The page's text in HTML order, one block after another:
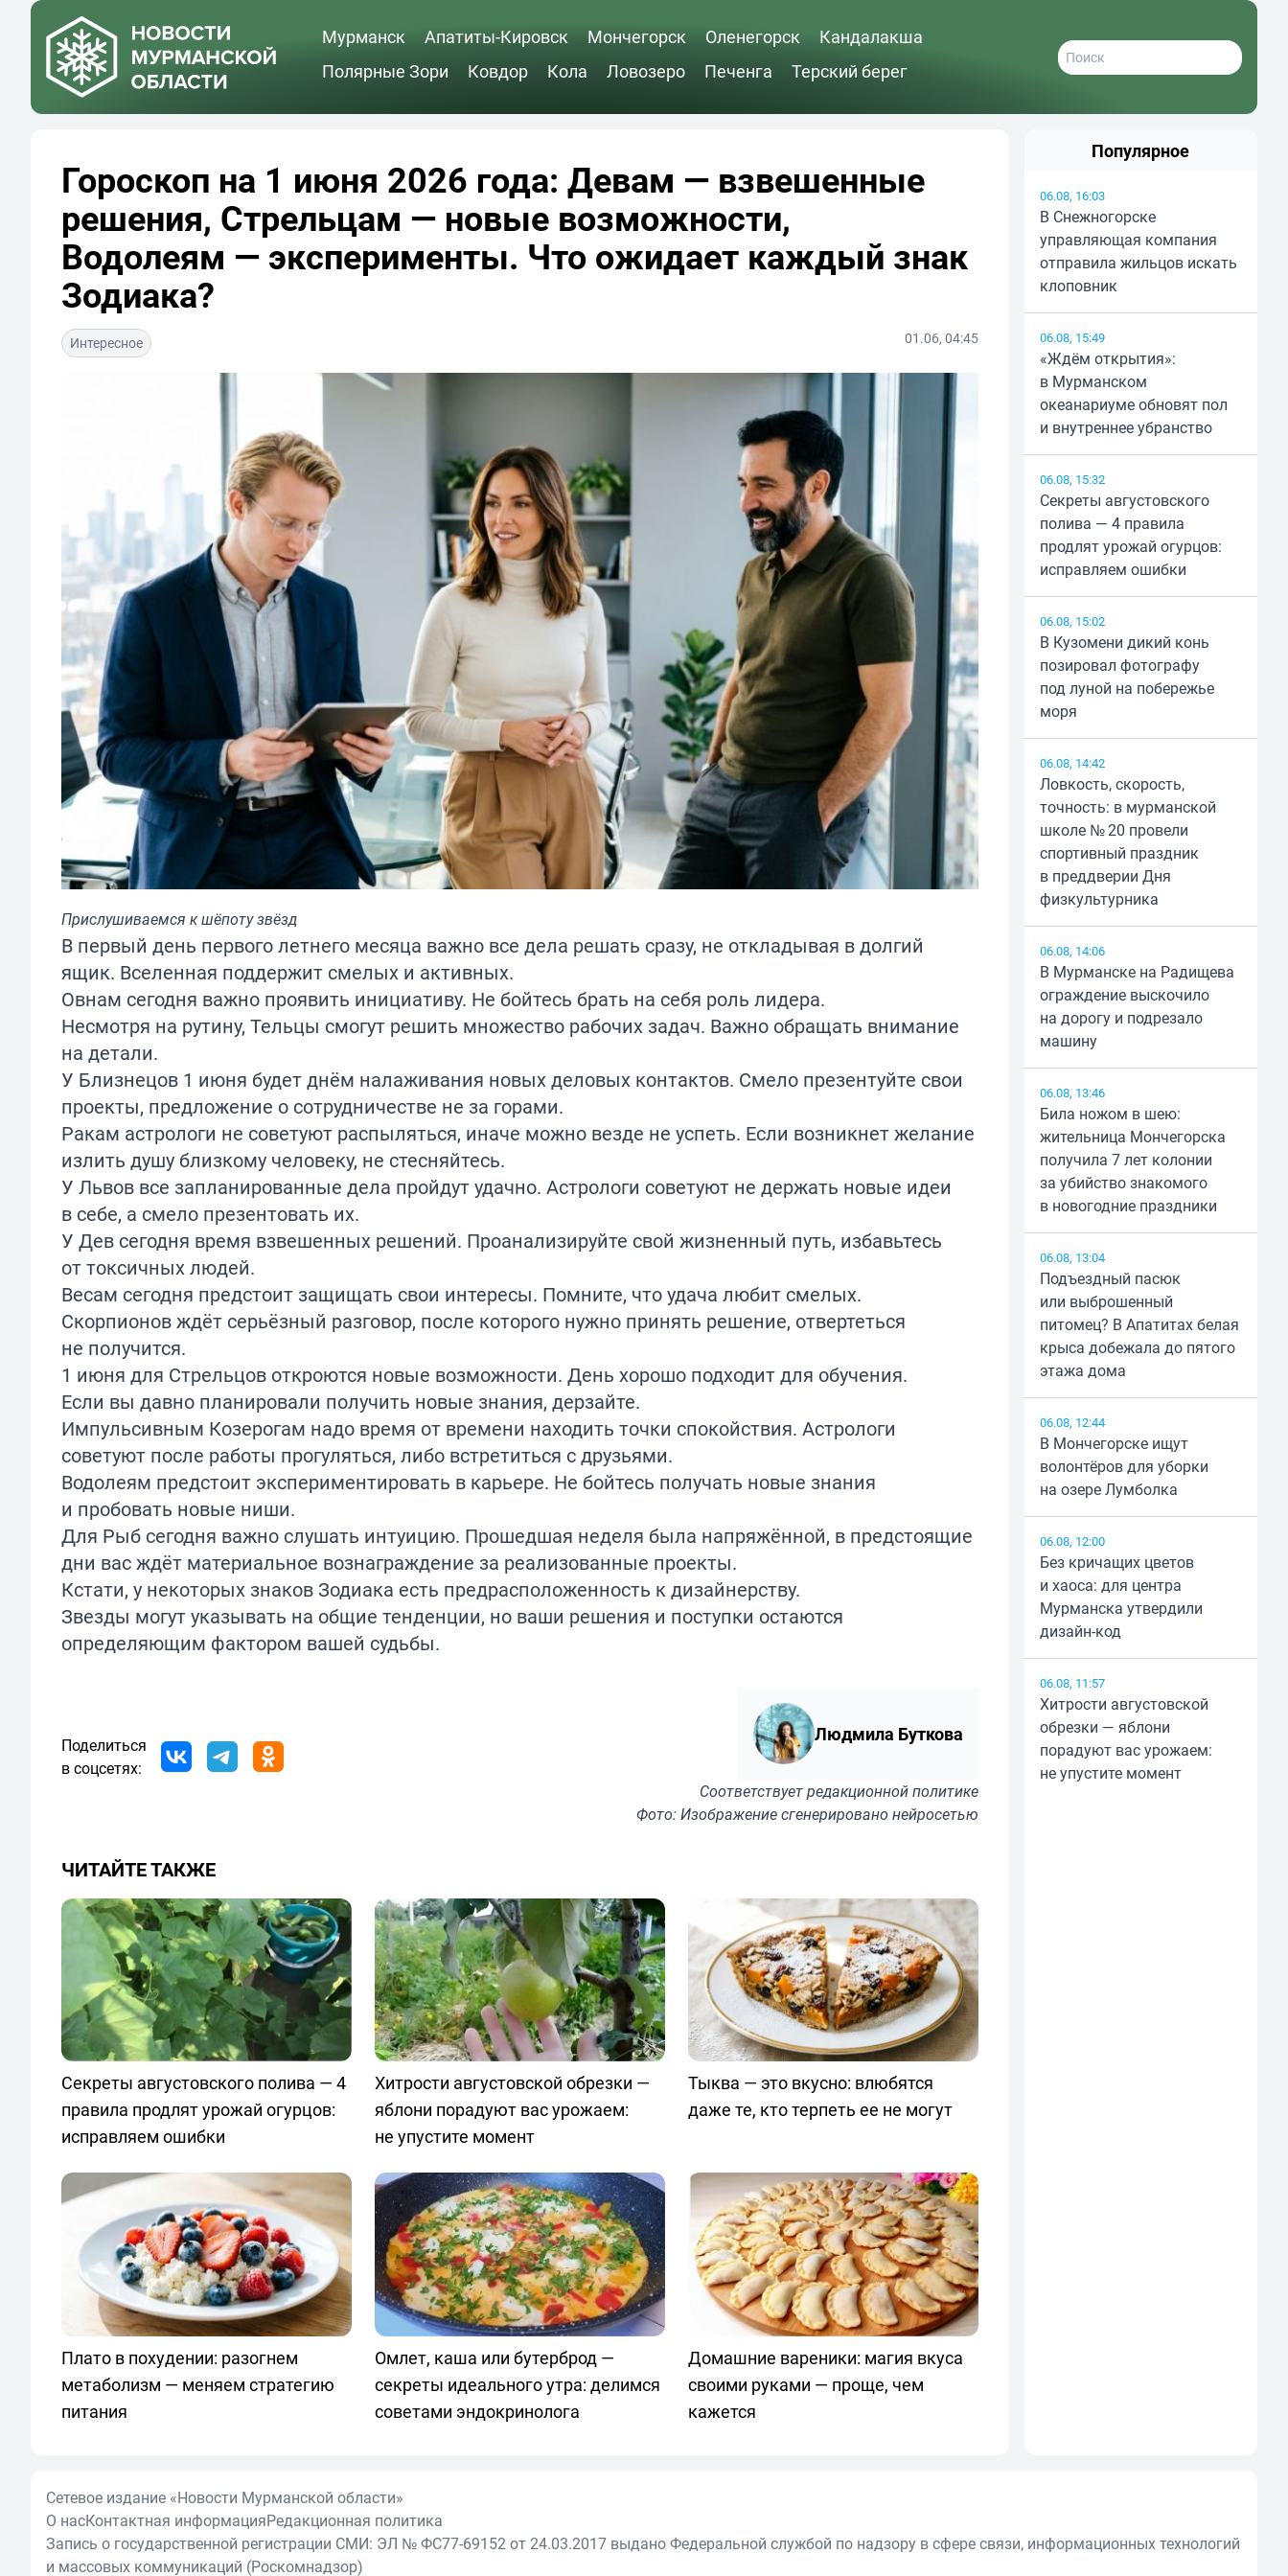
Мурманск Апатиты-Кировск Мончегорск Оленегорск
Кандалакша
Полярные Зори
Ковдор Кола Ловозеро Печенга Терский берег
Гороскоп на 1 июня 2026 года: Девам — взвешенные
решения, Стрельцам — новые возможности,
Водолеям — эксперименты. Что ожидает каждый знак
Зодиака?
Интересное 01.06, 04:45
Прислушиваемся к шёпоту звёзд
В первый день первого летнего месяца важно все дела решать сразу, не откладывая в долгий
ящик. Вселенная поддержит смелых и активных.
Овнам сегодня важно проявить инициативу. Не бойтесь брать на себя роль лидера.
Несмотря на рутину, Тельцы смогут решить множество рабочих задач. Важно обращать внимание
на детали.
У Близнецов 1 июня будет днём налаживания новых деловых контактов. Смело презентуйте свои
проекты, предложение о сотрудничестве не за горами.
Ракам астрологи не советуют распыляться, иначе можно везде не успеть. Если возникнет желание
излить душу близкому человеку, не стесняйтесь.
У Львов все запланированные дела пройдут удачно. Астрологи советуют не держать новые идеи
в себе, а смело презентовать их.
У Дев сегодня время взвешенных решений. Проанализируйте свой жизненный путь, избавьтесь
от токсичных людей.
Весам сегодня предстоит защищать свои интересы. Помните, что удача любит смелых.
Скорпионов ждёт серьёзный разговор, после которого нужно принять решение, отвертеться
не получится.
1 июня для Стрельцов откроются новые возможности. День хорошо подходит для обучения.
Если вы давно планировали получить новые знания, дерзайте.
Импульсивным Козерогам надо время от времени находить точки спокойствия. Астрологи
советуют после работы прогуляться, либо встретиться с друзьями.
Водолеям предстоит экспериментировать в карьере. Не бойтесь получать новые знания
и пробовать новые ниши.
Для Рыб сегодня важно слушать интуицию. Прошедшая неделя была напряжённой, в предстоящие
дни вас ждёт материальное вознаграждение за реализованные проекты.
Кстати, у некоторых знаков Зодиака есть предрасположенность к дизайнерству.
Звезды могут указывать на общие тенденции, но ваши решения и поступки остаются
определяющим фактором вашей судьбы.
Поделиться
в соцсетях:
Людмила Буткова
Соответствуетредакционной политике
Фото: Изображение сгенерировано нейросетью
ЧИТАЙТЕ ТАКЖЕ
Секреты августовского полива — 4
правила продлят урожай огурцов:
исправляем ошибки
Хитрости августовской обрезки —
яблони порадуют вас урожаем:
не упустите момент
Тыква — это вкусно: влюбятся
даже те, кто терпеть ее не могут
Плато в похудении: разогнем
метаболизм — меняем стратегию
питания
Омлет, каша или бутерброд —
секреты идеального утра: делимся
советами эндокринолога
Домашние вареники: магия вкуса
своими руками — проще, чем
кажется
Популярное
06.08, 16:03
В Снежногорске
управляющая компания
отправила жильцов искать
клоповник
06.08, 15:49
«Ждём открытия»:
в Мурманском
океанариуме обновят пол
и внутреннее убранство
06.08, 15:32
Секреты августовского
полива — 4 правила
продлят урожай огурцов:
исправляем ошибки
06.08, 15:02
В Кузомени дикий конь
позировал фотографу
под луной на побережье
моря
06.08, 14:42
Ловкость, скорость,
точность: в мурманской
школе № 20 провели
спортивный праздник
в преддверии Дня
физкультурника
06.08, 14:06
В Мурманске на Радищева
ограждение выскочило
на дорогу и подрезало
машину
06.08, 13:46
Била ножом в шею:
жительница Мончегорска
получила 7 лет колонии
за убийство знакомого
в новогодние праздники
06.08, 13:04
Подъездный пасюк
или выброшенный
питомец? В Апатитах белая
крыса добежала до пятого
этажа дома
06.08, 12:44
В Мончегорске ищут
волонтёров для уборки
на озере Лумболка
06.08, 12:00
Без кричащих цветов
и хаоса: для центра
Мурманска утвердили
дизайн-код
06.08, 11:57
Хитрости августовской
обрезки — яблони
порадуют вас урожаем:
не упустите момент
Сетевое издание «Новости Мурманской области»
О насКонтактная информацияРедакционная политика
Запись о государственной регистрации СМИ: ЭЛ № ФС77-69152 от 24.03.2017 выдано Федеральной службой по надзору в сфере связи, информационных технологий
и массовых коммуникаций (Роскомнадзор)